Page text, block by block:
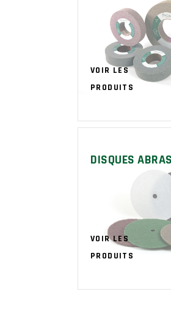
VOIR LES
PRODUITS
DISQUES
VOIR LES
PRODUITS